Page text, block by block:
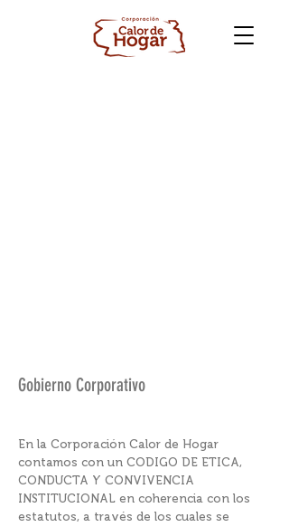
Gobierno Corporativo
En la Corporación Calor de Hogar
contamos con un CODIGO DE ETICA,
CONDUCTA Y CONVIVENCIA
INSTITUCIONAL en coherencia con los
estatutos, a través de los cuales se